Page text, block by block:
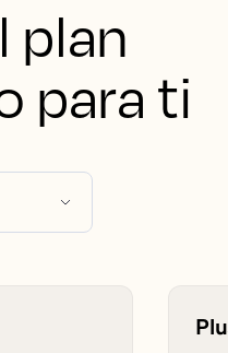
plan
para ti